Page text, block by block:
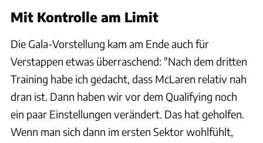
Mit Kontrolle am Limit
Die Gala-Vorstellung kam am Ende auch für
Verstappen etwas überraschend: "Nach dem dritten
Training habe ich gedacht, dass McLaren relativ nah
dran ist. Dann haben wir vor dem Qualifying noch
ein paar Einstellungen verändert. Das hat geholfen.
Wenn man sich dann im ersten Sektor wohlfühlt,